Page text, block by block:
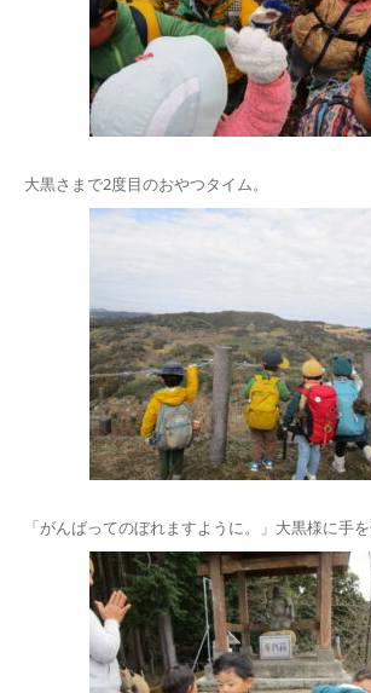
大黒さまで2度目のおやつタイム。
「がんばってのぼれますように。」大黒様に手を